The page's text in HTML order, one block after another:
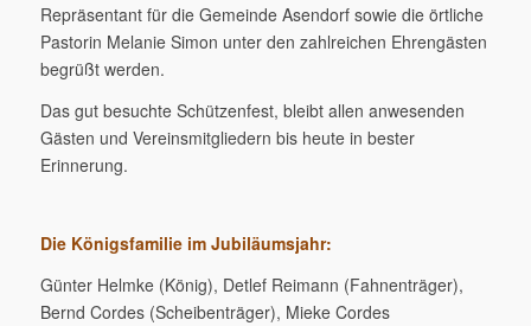
Repräsentant für die Gemeinde Asendorf sowie die örtliche
Pastorin Melanie Simon unter den zahlreichen Ehrengästen
begrüßt werden.
Das gut besuchte Schützenfest, bleibt allen anwesenden
Gästen und Vereinsmitgliedern bis heute in bester
Erinnerung.
Die Königsfamilie im Jubiläumsjahr:
Günter Helmke (König), Detlef Reimann (Fahnenträger),
Bernd Cordes (Scheibenträger), Mieke Cordes